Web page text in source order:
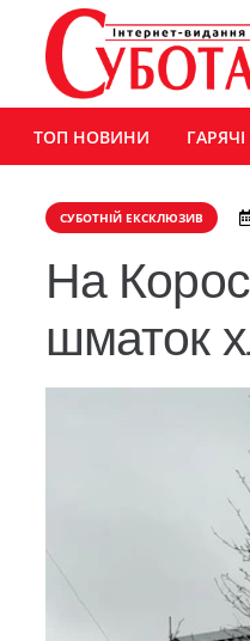
ТОП НОВИНИ
СУБОТНІЙ ЕКСКЛЮЗИВ
На
шматок